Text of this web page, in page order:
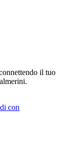
il tuo
con